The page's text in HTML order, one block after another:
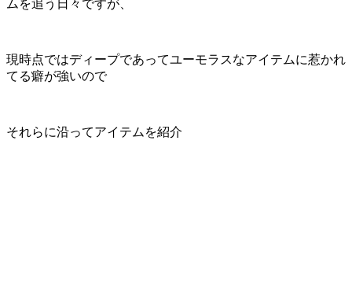
ムを追う日々ですが、
現時点ではディープであってユーモラスなアイテムに惹かれ
てる癖が強いので
それらに沿ってアイテムを紹介